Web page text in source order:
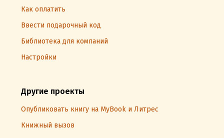
Как оплатить
Ввести подарочный код
Библиотека для компаний
Настройки
Другие проекты
Опубликовать книгу на MyBook и Литрес
Книжный вызов